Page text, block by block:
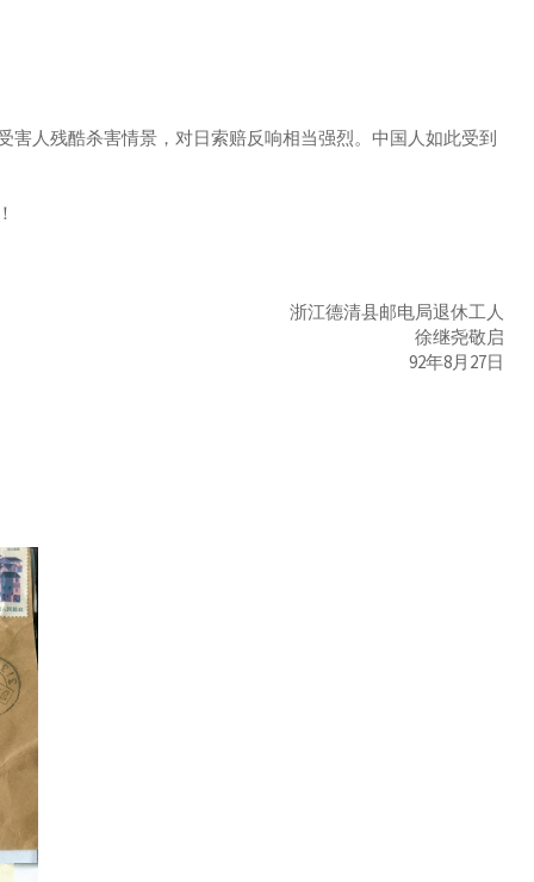
人残酷杀害情景，对日索赔反响相当强烈。中国人如此受到
浙江德清县邮电局退休工人
徐继尧敬启
92年8月27日